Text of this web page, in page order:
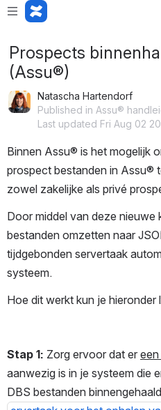
Prospects
(Assu®)
Natascha Hartendorf
Published in Assu®
Last updated Fri Aug 02
Binnen Assu® is het mogelijk
prospect bestanden in Assu®
zowel zakelijke als privé
Door middel van deze nieuwe
bestanden omzetten naar
tijdgebonden servertaak
systeem.
Hoe dit werkt kun je hieronder
Stap 1: Zorg ervoor dat er
aanwezig is in je systeem die
DBS bestanden